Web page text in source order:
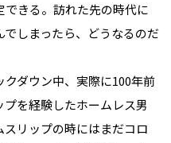
きる。訪れた先の時代に
しまったら、どうなるのだ
ダウン中、実際に100年前
を経験したホームレス男
リップの時にはまだコロ